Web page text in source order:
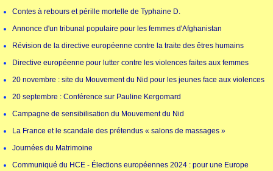
Contes à rebours et pérille mortelle de Typhaine D.
Annonce d'un tribunal populaire pour les femmes d'Afghanistan
Révision de la directive européenne contre la traite des êtres humains
Directive européenne pour lutter contre les violences faites aux femmes
20 novembre : site du Mouvement du Nid pour les jeunes face aux violences
20 septembre : Conférence sur Pauline Kergomard
Campagne de sensibilisation du Mouvement du Nid
La France et le scandale des prétendus « salons de massages »
Journées du Matrimoine
Communiqué du HCE - Élections européennes 2024 : pour une Europe